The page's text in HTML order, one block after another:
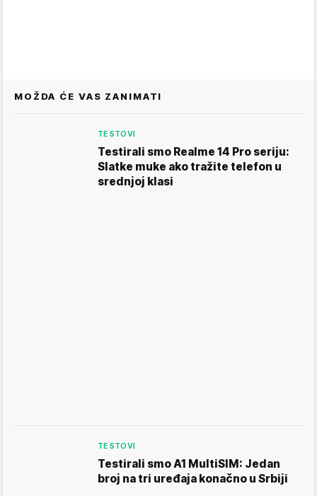
MOŽDA ĆE VAS ZANIMATI
TESTOVI
Testirali smo Realme 14 Pro seriju:
Slatke muke ako tražite telefon u
srednjoj klasi
TESTOVI
Testirali smo A1 MultiSIM: Jedan
broj na tri uređaja konačno u Srbiji